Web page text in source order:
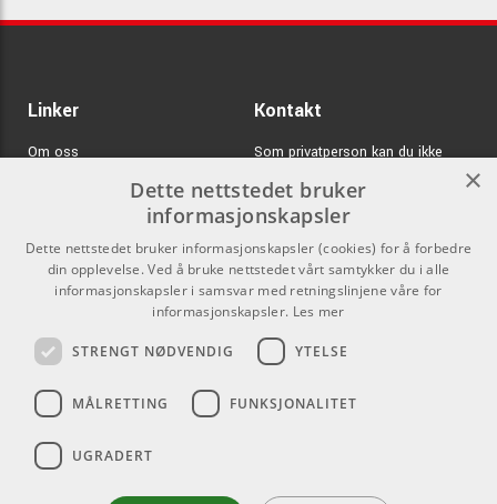
Linker
Om oss
GDPR & Cookies
Kontakt
Som privatperson kan du ikke
kjøpe på denne nettsiden, alt salg
skjer gjennom våre forhandlere.
info@emnordic.no
×
Dette nettstedet bruker
informasjonskapsler
Dette nettstedet bruker informasjonskapsler (cookies) for å forbedre
din opplevelse. Ved å bruke nettstedet vårt samtykker du i alle
informasjonskapsler i samsvar med retningslinjene våre for
informasjonskapsler. Les mer
STRENGT NØDVENDIG YTELSE
MÅLRETTING FUNKSJONALITET
UGRADERT